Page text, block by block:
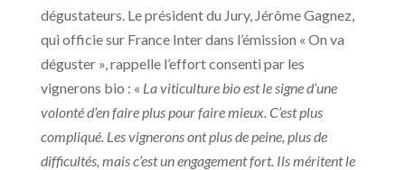
dégustateurs. Le président du Jury, Jérôme Gagnez,
qui officie sur France Inter dans l’émission « On va
déguster », rappelle l’effort consenti par les
vignerons bio : « La viticulture bio est le signe d’une
volonté d’en faire plus pour faire mieux. C’est plus
compliqué. Les vignerons ont plus de peine, plus de
difficultés, mais c’est un engagement fort. Ils méritent le